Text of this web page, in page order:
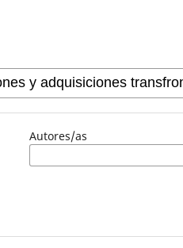
Autores/as